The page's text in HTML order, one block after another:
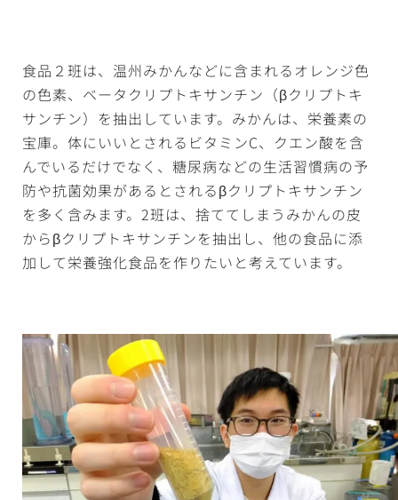
食品２班は、温州みかんなどに含まれるオレンジ色
の色素、ベータクリプトキサンチン（βクリプトキ
サンチン）を抽出しています。みかんは、栄養素の
宝庫。体にいいとされるビタミンC、クエン酸を含
んでいるだけでなく、糖尿病などの生活習慣病の予
防や抗菌効果があるとされるβクリプトキサンチン
を多く含みます。2班は、捨ててしまうみかんの皮
からβクリプトキサンチンを抽出し、他の食品に添
加して栄養強化食品を作りたいと考えています。